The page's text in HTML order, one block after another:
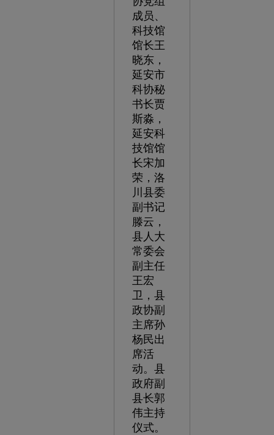
成员、
科技馆
馆长王
晓东，
延安市
科协秘
书长贾
斯淼，
延安科
技馆馆
长宋加
荣，洛
川县委
副书记
滕云，
县人大
常委会
副主任
王宏
卫，县
政协副
主席孙
杨民出
席活
动。县
政府副
县长郭
伟主持
仪式。